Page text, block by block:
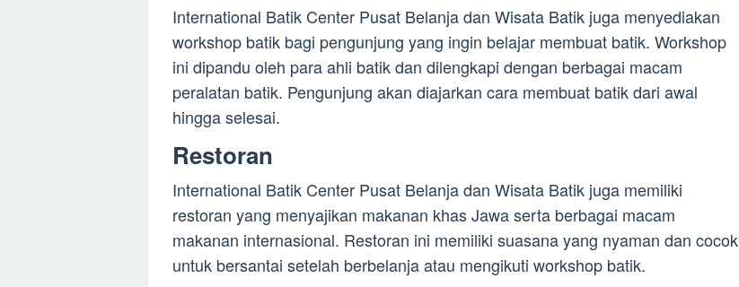
International Batik Center Pusat Belanja dan Wisata Batik juga menyediakan
workshop batik bagi pengunjung yang ingin belajar membuat batik. Workshop
ini dipandu oleh para ahli batik dan dilengkapi dengan berbagai macam
peralatan batik. Pengunjung akan diajarkan cara membuat batik dari awal
hingga selesai.
Restoran
International Batik Center Pusat Belanja dan Wisata Batik juga memiliki
restoran yang menyajikan makanan khas Jawa serta berbagai macam
makanan internasional. Restoran ini memiliki suasana yang nyaman dan cocok
untuk bersantai setelah berbelanja atau mengikuti workshop batik.